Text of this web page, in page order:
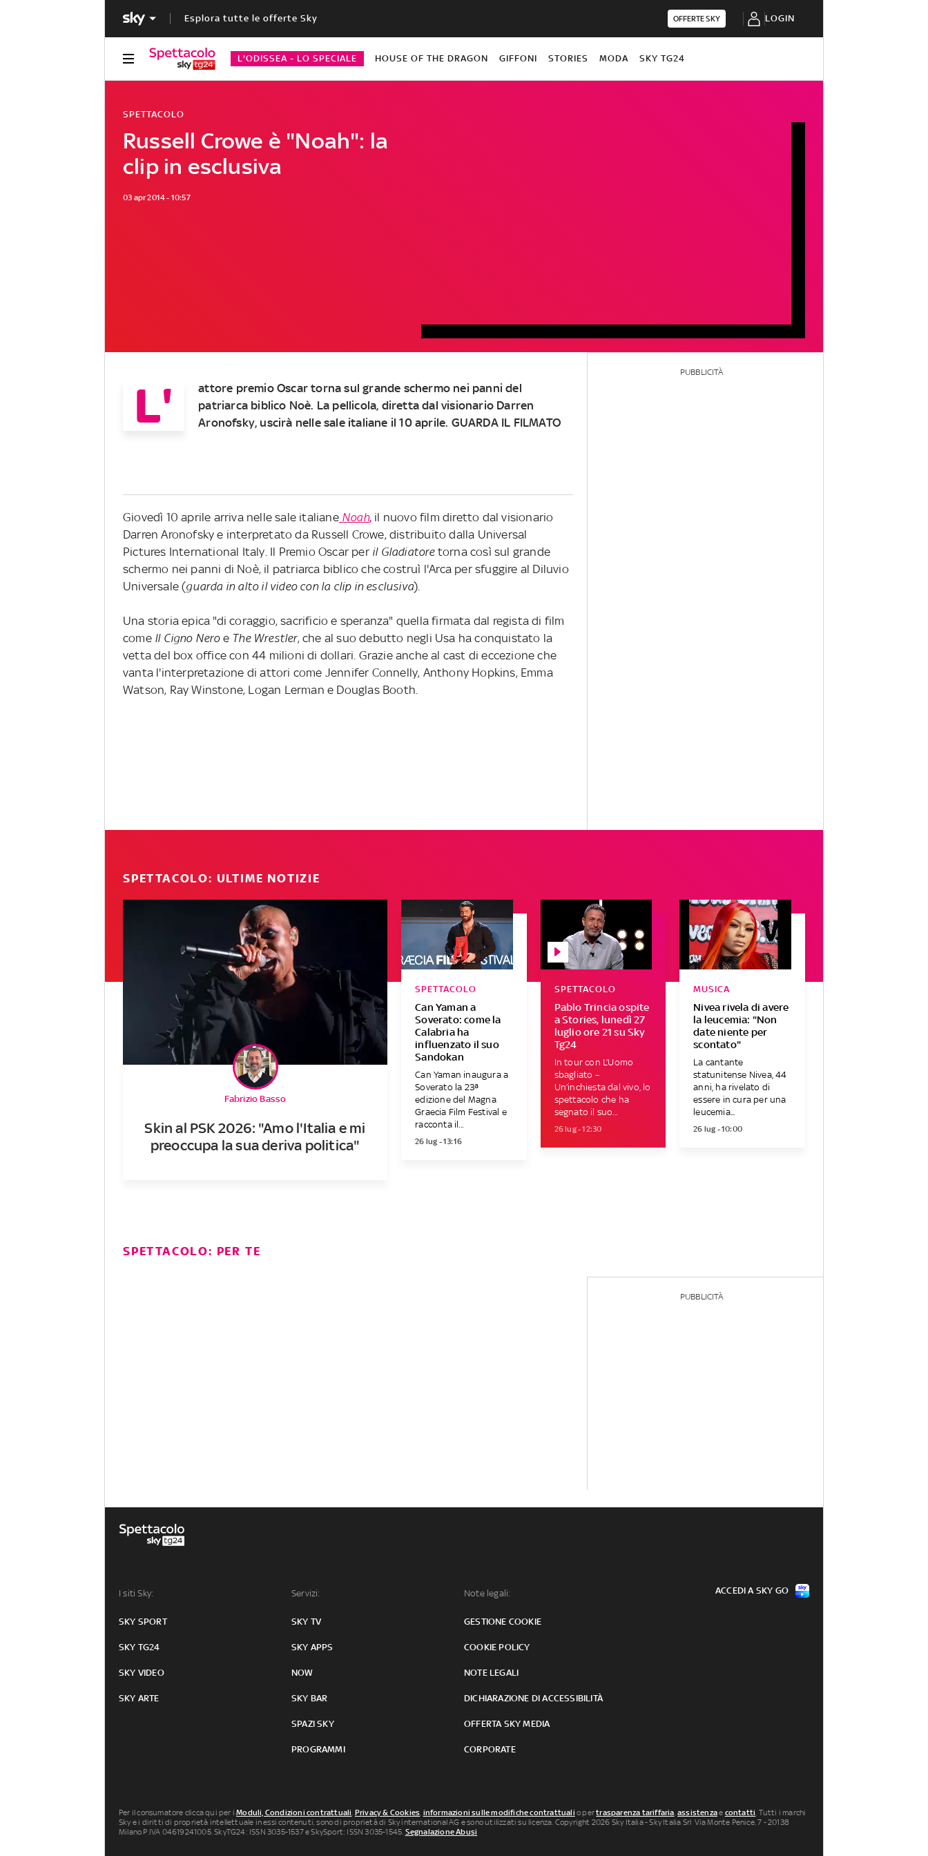
Esplora tutte le offerte Sky OFFERTE SKY LOGIN
L'ODISSEA - LO SPECIALE HOUSE OF THE DRAGON GIFFONI STORIES MODA SKY TG24
Russell Crowe è "Noah": la
clip in esclusiva
SPETTACOLO
03 apr 2014 - 10:57
L'
attore premio Oscar torna sul grande schermo nei panni del
patriarca biblico Noè. La pellicola, diretta dal visionario Darren
Aronofsky, uscirà nelle sale italiane il 10 aprile. GUARDA IL FILMATO
Giovedì 10 aprile arriva nelle sale italiane Noah,il nuovo film diretto dal visionario
Darren Aronofsky e interpretato da Russell Crowe, distribuito dalla Universal
Pictures International Italy. Il Premio Oscar per il Gladiatore torna così sul grande
schermo nei panni di Noè, il patriarca biblico che costruì l'Arca per sfuggire al Diluvio
Universale (guarda in alto il video con la clip in esclusiva).
Una storia epica "di coraggio, sacrificio e speranza" quella firmata dal regista di film
come Il Cigno Neroe The Wrestler, che al suo debutto negli Usa ha conquistato la
vetta del box office con 44 milioni di dollari. Grazie anche al cast di eccezione che
vanta l'interpretazione di attori come Jennifer Connelly, Anthony Hopkins, Emma
Watson, Ray Winstone, Logan Lerman e Douglas Booth.
PUBBLICITÀ
SPETTACOLO: ULTIME NOTIZIE
Skin al PSK 2026: "Amo l'Italia e mi
preoccupa la sua deriva politica"
Fabrizio Basso
Can Yaman a
Soverato: come la
Calabria ha
influenzato il suo
Sandokan
SPETTACOLO
Can Yaman inaugura a
Soverato la 23ª
edizione del Magna
Graecia Film Festival e
racconta il...
26 lug - 13:16
Pablo Trincia ospite
a Stories, lunedì 27
luglio ore 21 su Sky
Tg24
SPETTACOLO
In tour con L’Uomo
sbagliato –
Un’inchiesta dal vivo, lo
spettacolo che ha
segnato il suo...
26 lug - 12:30
Nivea rivela di avere
la leucemia: "Non
date niente per
scontato"
MUSICA
La cantante
statunitense Nivea, 44
anni, ha rivelato di
essere in cura per una
leucemia...
26 lug - 10:00
SPETTACOLO: PER TE
PUBBLICITÀ
I siti Sky:
SKY SPORT
SKY TG24
SKY VIDEO
SKY ARTE
Servizi:
SKY TV
SKY APPS
NOW
SKY BAR
SPAZI SKY
PROGRAMMI
Note legali:
GESTIONE COOKIE
COOKIE POLICY
NOTE LEGALI
DICHIARAZIONE DI ACCESSIBILITÀ
OFFERTA SKY MEDIA
CORPORATE
ACCEDI A SKY GO
Per il consumatore clicca qui per iModuli, Condizioni contrattuali, Privacy & Cookies, informazioni sulle modifiche contrattuali o pertrasparenza tariffaria,assistenzae contatti. Tutti i marchi
Sky e i diritti di proprietà intellettuale in essi contenuti, sono di proprietà di Sky international AG e sono utilizzati su licenza. Copyright 2026 Sky Italia - Sky Italia Srl Via Monte Penice, 7 - 20138
Milano P.IVA 04619241005. SkyTG24: ISSN 3035-1537 e SkySport: ISSN 3035-1545. Segnalazione Abusi